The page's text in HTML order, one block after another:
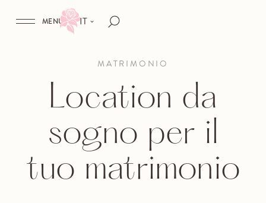
IT
MENU
MATRIMONIO
Location da
sogno per il
tuo matrimonio